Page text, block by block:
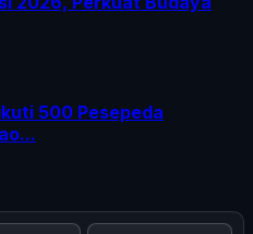
500 Pesepeda